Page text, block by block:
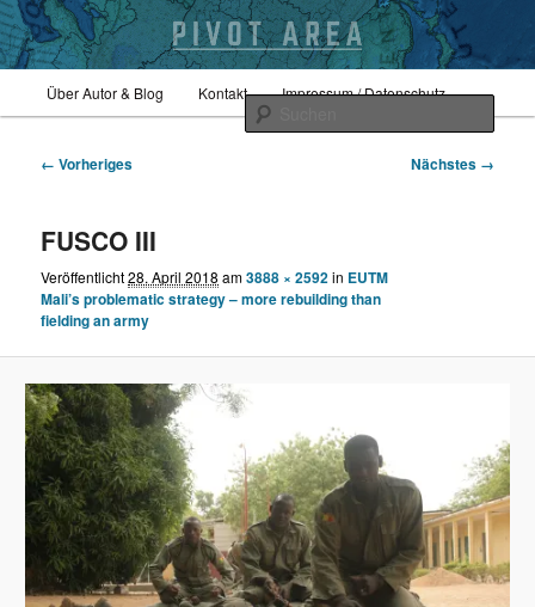
primären
pivotarea
HauptmenüÜber Autor & Blog Kontakt Impressum / Datenschutz
Bilder-
← Vorheriges Nächstes →
FUSCO III
Veröffentlicht28. April 2018 am3888 × 2592in EUTM
Mali’s problematic strategy – more rebuilding than
fielding an army